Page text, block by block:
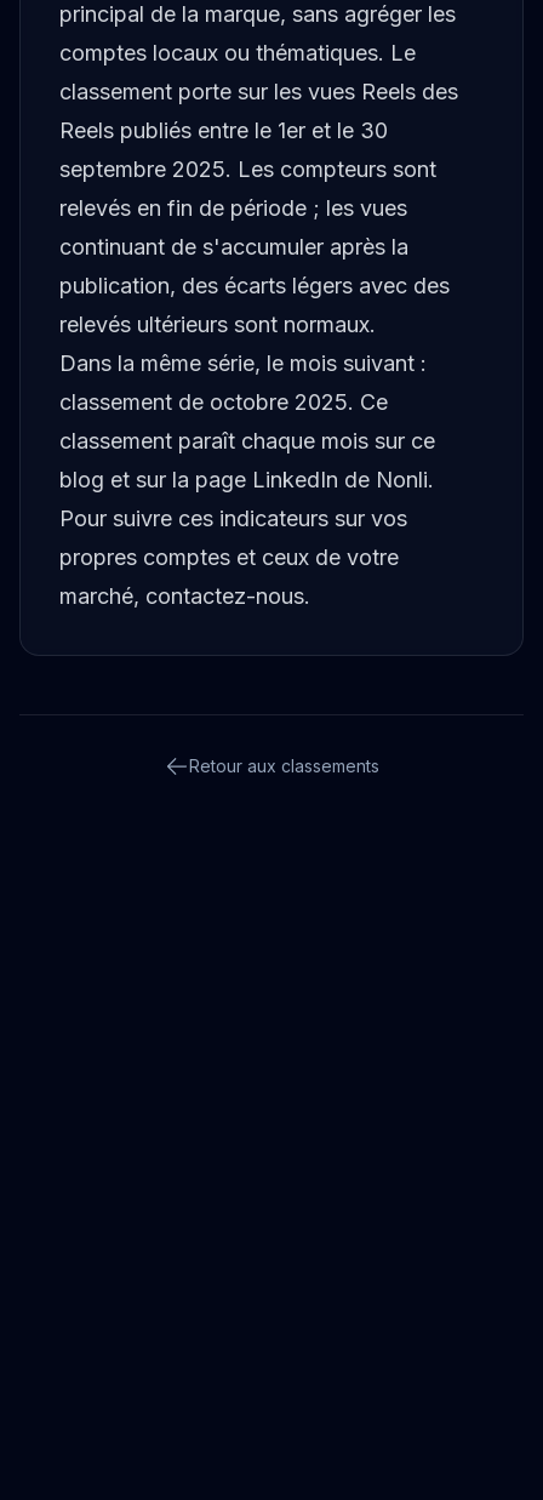
principal de la marque, sans agréger les
comptes locaux ou thématiques. Le
classement porte sur les vues Reels des
Reels publiés entre le 1er et le 30
septembre 2025. Les compteurs sont
relevés en fin de période ; les vues
continuant de s'accumuler après la
publication, des écarts légers avec des
relevés ultérieurs sont normaux.
Dans la même série, le mois suivant :
classement de octobre 2025. Ce
classement paraît chaque mois sur ce
blog et sur la page LinkedIn de Nonli.
Pour suivre ces indicateurs sur vos
propres comptes et ceux de votre
marché, contactez-nous.
Retour aux classements